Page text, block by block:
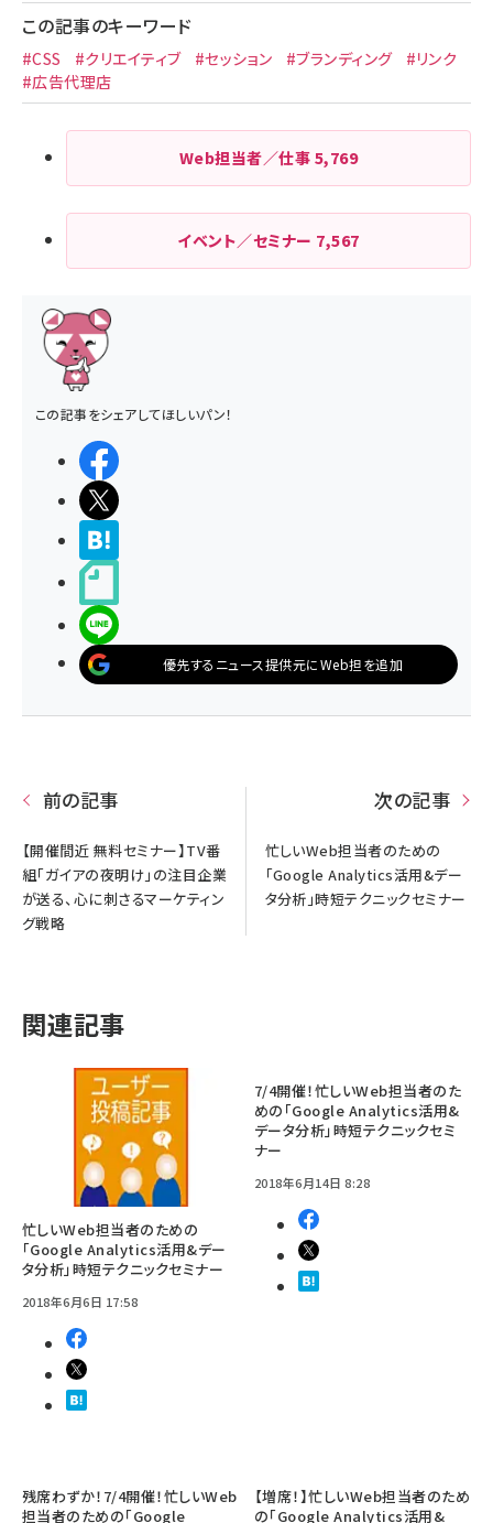
この記事のキーワード
#CSS #クリエイティブ #セッション #ブランディング
#リンク
#広告代理店
Web担当者／仕事 5,769
イベント／セミナー 7,567
この記事をシェアしてほしいパン！
優先するニュース提供元にWeb担を追加
前の記事
【開催間近 無料セミナー】TV番
組「ガイアの夜明け」の注目企業
が送る、心に刺さるマーケティン
グ戦略
次の記事
忙しいWeb担当者のための
「Google Analytics活用&デー
タ分析」時短テクニックセミナー
関連記事
忙しいWeb担当者のための
「Google Analytics活用&デー
タ分析」時短テクニックセミナー
2018年6月6日 17:58
7/4開催！忙しいWeb担当者のた
めの「Google Analytics活用&
データ分析」時短テクニックセミ
ナー
2018年6月14日 8:28
残席わずか！7/4開催！忙しいWeb
担当者のための「Google
【増席！】忙しいWeb担当者のため
の「Google Analytics活用&